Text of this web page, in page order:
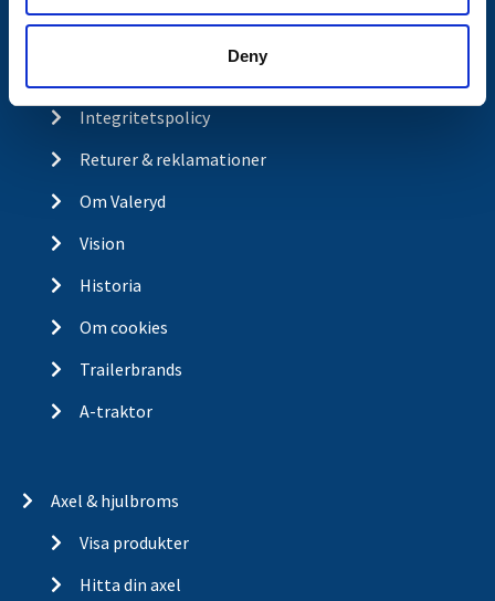
Deny
Köp- och returvillkor
Integritetspolicy
Returer & reklamationer
Om Valeryd
Vision
Historia
Om cookies
Trailerbrands
A-traktor
Axel & hjulbroms
Visa produkter
Hitta din axel